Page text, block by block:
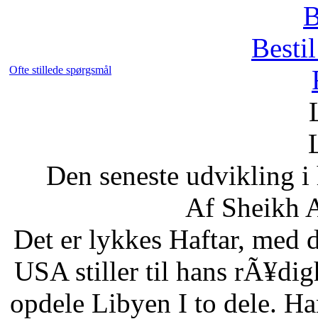
Ofte stillede spørgsmål
Den seneste udvikling
Af Sheikh
Det er lykkes Haftar, med
USA stiller til hans
opdele Libyen I to dele.